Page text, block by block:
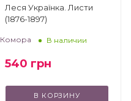
Леся Українка. Листи
(1876-1897)
Комора В наличии
540 грн
В КОРЗИНУ